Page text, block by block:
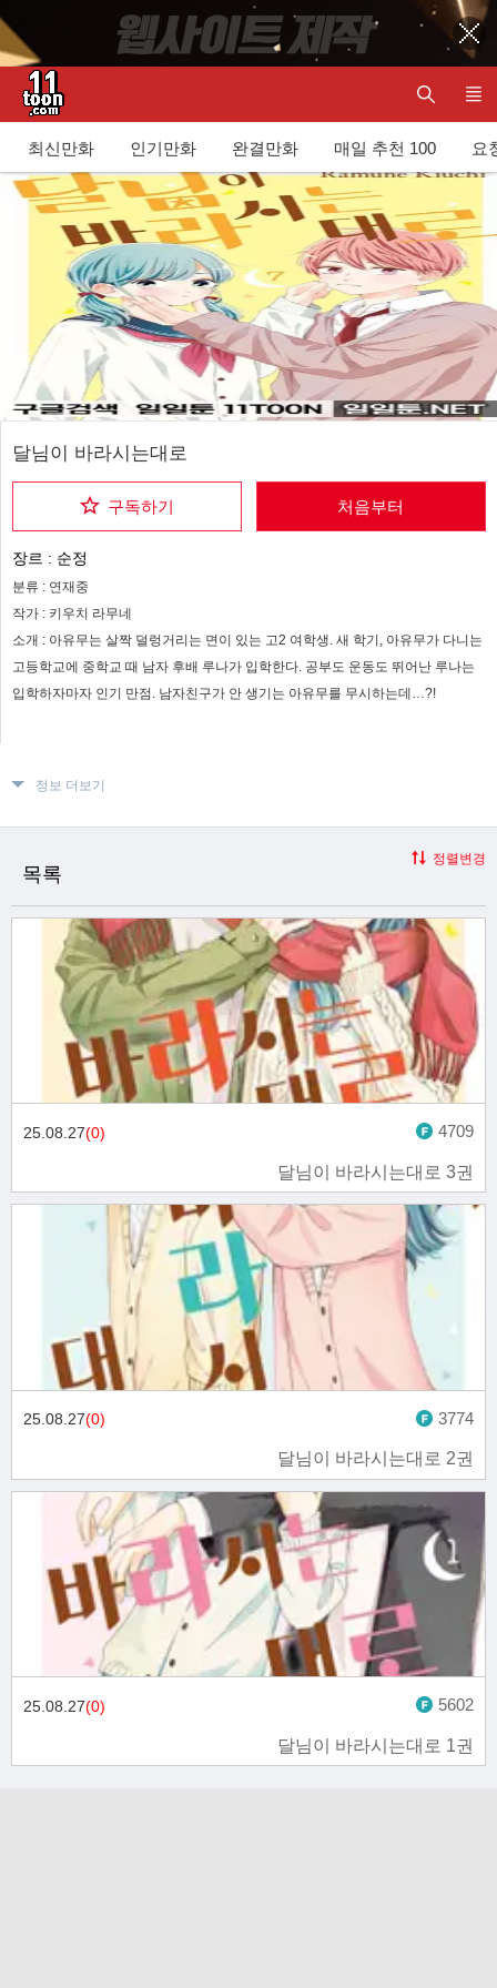
최신만화 인기만화 완결만화 매일 추천 100 요
달님이 바라시는대로
구독하기 처음부터
장르 : 순정
분류 : 연재중
작가 : 키우치 라무네
소개 : 아유무는 살짝 덜렁거리는 면이 있는 고2 여학생. 새 학기, 아유무가 다니는
고등학교에 중학교 때 남자 후배 루나가 입학한다. 공부도 운동도 뛰어난 루나는
입학하자마자 인기 만점. 남자친구가 안 생기는 아유무를 무시하는데…?!
정보 더보기
목록
정렬변경
달님이 바라시는대로 3권
25.08.27(0) 4709
달님이 바라시는대로 2권
25.08.27(0) 3774
달님이 바라시는대로 1권
25.08.27(0) 5602